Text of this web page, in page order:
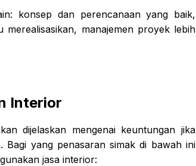
konsep dan perencanaan yang baik,
merealisasikan, manajemen proyek lebih
Interior
dijelaskan mengenai keuntungan jika
Bagi yang penasaran simak di bawah ini
jasa interior: